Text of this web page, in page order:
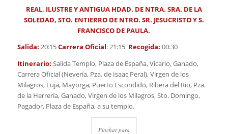
REAL, ILUSTRE Y ANTIGUA HDAD. DE NTRA. SRA. DE LA
SOLEDAD, STO. ENTIERRO DE NTRO. SR. JESUCRISTO Y S.
FRANCISCO DE PAULA.
Salida: 20:15Carrera Oficial: 21:15 Recogida: 00:30
Itinerario: Salida Templo, Plaza de España, Vicario, Ganado,
Carrera Oficial (Nevería, Pza. de Isaac Peral), Virgen de los
Milagros, Luja, Mayorga, Puerto Escondido, Ribera del Rio, Pza.
de la Herrería, Ganado, Virgen de los Milagros, Sto. Domingo,
Pagador, Plaza de España, a su templo.
Pinchar para